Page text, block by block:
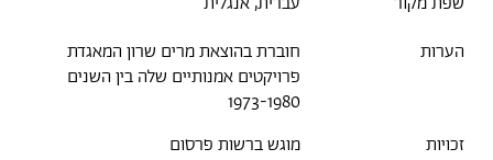
הערות
חוברת בהוצאת מרים שרון המאגדת
פרויקטים אמנותיים שלה בין השנים
1973-1980
זכויות
מוגש ברשות פרסום